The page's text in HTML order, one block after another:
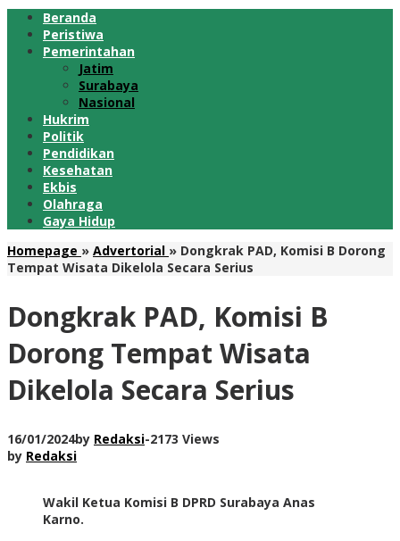
Beranda
Peristiwa
Pemerintahan
Jatim
Surabaya
Nasional
Hukrim
Politik
Pendidikan
Kesehatan
Ekbis
Olahraga
Gaya Hidup
Homepage » Advertorial » Dongkrak PAD, Komisi B Dorong
Tempat Wisata Dikelola Secara Serius
Dongkrak PAD, Komisi B
Dorong Tempat Wisata
Dikelola Secara Serius
16/01/2024by Redaksi-2173 Views
by Redaksi
Wakil Ketua Komisi B DPRD Surabaya Anas
Karno.